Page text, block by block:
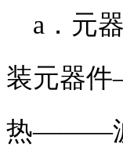
a．元
装元器
热———